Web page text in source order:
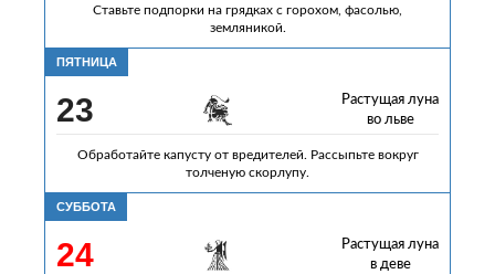
Ставьте подпорки на грядках с горохом, фасолью,
земляникой.
ПЯТНИЦА
23
Растущая луна
во льве
Обработайте капусту от вредителей. Рассыпьте вокруг
толченую скорлупу.
СУББОТА
24
Растущая луна
в деве